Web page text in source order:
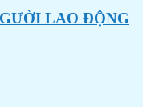
LAO ĐỘNG